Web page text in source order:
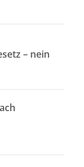
– nein